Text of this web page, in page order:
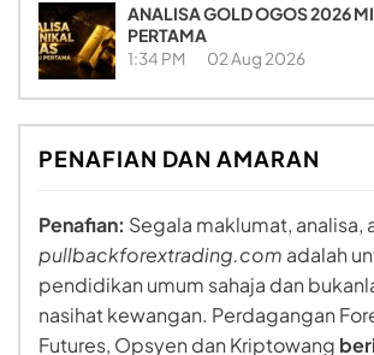
ANALISA GOLD OGOS 2026
PERTAMA
1:34 PM 02 Aug 2026
PENAFIAN DAN AMARAN
Penafian: Segala maklumat, analisa,
pullbackforextrading.com adalah
pendidikan umum sahaja dan
nasihat kewangan. Perdagangan
Futures, Opsyen dan Kriptowang